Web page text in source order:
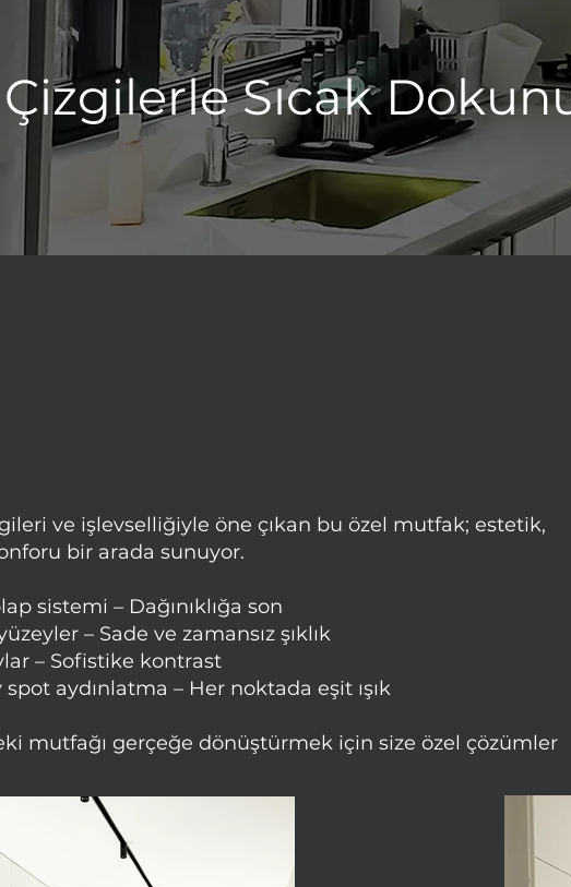
Sıcak
ve işlevselliğiyle öne çıkan bu özel mutfak; estetik,
bir arada sunuyor.
sistemi – Dağınıklığa son
– Sade ve zamansız şıklık
– Sofistike kontrast
aydınlatma – Her noktada eşit ışık
mutfağı gerçeğe dönüştürmek için size özel çözümler